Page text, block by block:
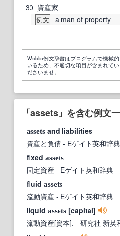
30 資産家
例文 a man of property
Weblio例文辞書はプログラムで機械
いるため、不適切な項目が含まれて
ださいませ。
「assets」を含む例文
assets and liabilities
資産と負債 - Eゲイト英和辞典
fixed assets
固定資産 - Eゲイト英和辞典
fluid assets
流動資産 - Eゲイト英和辞典
liquid assets [capital]
流動資産[資本]. - 研究社 新英